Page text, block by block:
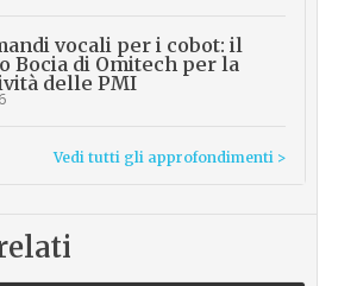
vocali per i cobot: il
Bocia di Omitech per la
delle PMI
Vedi tutti gli approfondimenti >